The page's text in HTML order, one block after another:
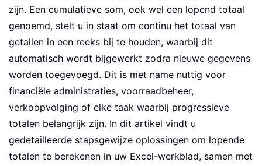
zijn. Een cumulatieve som, ook wel een lopend totaal
genoemd, stelt u in staat om continu het totaal van
getallen in een reeks bij te houden, waarbij dit
automatisch wordt bijgewerkt zodra nieuwe gegevens
worden toegevoegd. Dit is met name nuttig voor
financiële administraties, voorraadbeheer,
verkoopvolging of elke taak waarbij progressieve
totalen belangrijk zijn. In dit artikel vindt u
gedetailleerde stapsgewijze oplossingen om lopende
totalen te berekenen in uw Excel-werkblad, samen met